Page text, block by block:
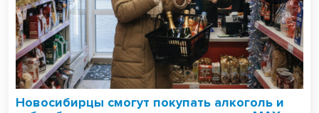
Новосибирцы смогут покупать алкоголь и